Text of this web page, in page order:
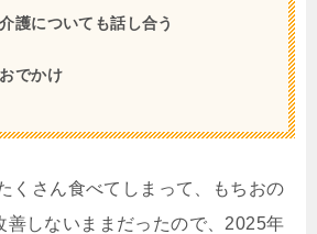
護についても話し合う
でかけ
くさん食べてしまって、もちおの
善しないままだったので、2025年